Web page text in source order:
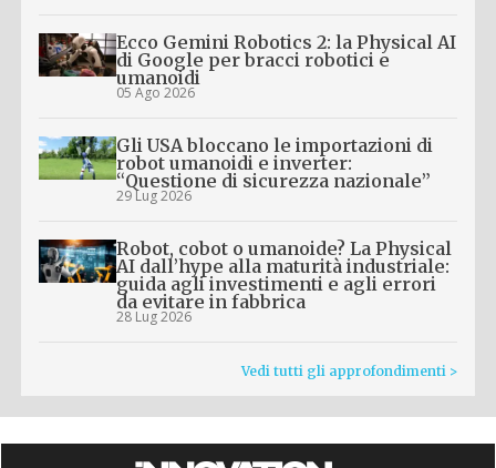
Ecco Gemini Robotics 2: la Physical AI
di Google per bracci robotici e
umanoidi
05 Ago 2026
Gli USA bloccano le importazioni di
robot umanoidi e inverter:
“Questione di sicurezza nazionale”
29 Lug 2026
Robot, cobot o umanoide? La Physical
AI dall’hype alla maturità industriale:
guida agli investimenti e agli errori
da evitare in fabbrica
28 Lug 2026
Vedi tutti gli approfondimenti >